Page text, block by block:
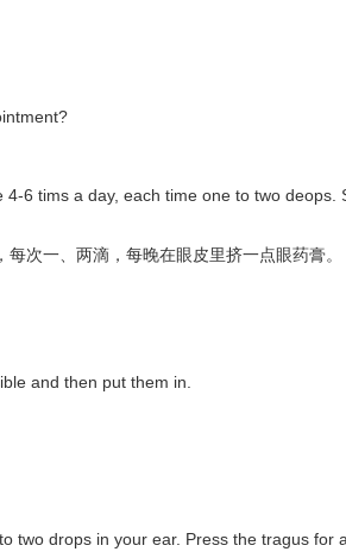
6 tims a day, each time one to two deops.
次一、两滴，每晚在眼皮里挤一点眼药膏。
and then put them in.
two drops in your ear. Press the tragus for